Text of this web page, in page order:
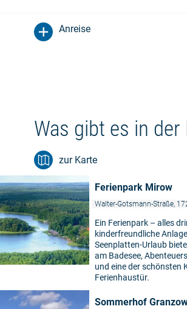
Anreise
Was gibt es in der
zur Karte
Ferienpark Mirow
Walter-Gotsmann-Straße,
Ein Ferienpark – alles
kinderfreundliche
Seenplatten-Urlaub
am Badesee,
und eine der schönsten
Ferienhaustür.
Sommerhof